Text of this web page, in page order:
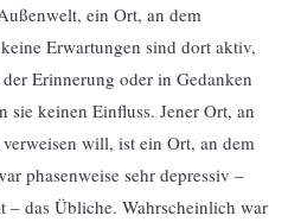
ein Ort, an dem
Erwartungen sind dort aktiv,
Erinnerung oder in Gedanken
sie keinen Einfluss. Jener Ort, an
will, ist ein Ort, an dem
phasenweise sehr depressiv –
– das Übliche. Wahrscheinlich war